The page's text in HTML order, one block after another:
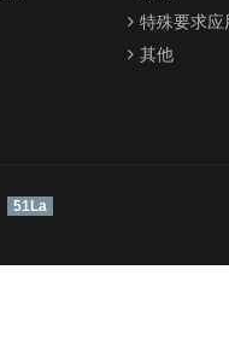
特殊要求应
其他
51La